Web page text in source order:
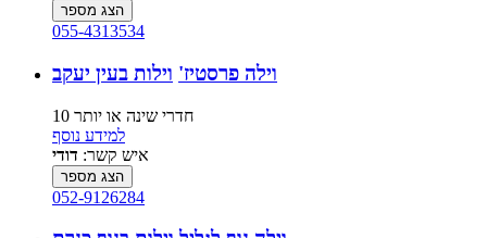
הצג מספר
055-4313534
וילה פרסטיז' וילות בעין יעקב
10 חדרי שינה או יותר
למידע נוסף
איש קשר: דודי
הצג מספר
052-9126284